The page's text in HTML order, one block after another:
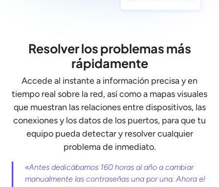
Resolver los problemas más
rápidamente
Accede al instante a información precisa y en
tiempo real sobre la red, así como a mapas visuales
que muestran las relaciones entre dispositivos, las
conexiones y los datos de los puertos, para que tu
equipo pueda detectar y resolver cualquier
problema de inmediato.
«Antes dedicábamos 160 horas al año a cambiar
manualmente las contraseñas una por una. Ahora el